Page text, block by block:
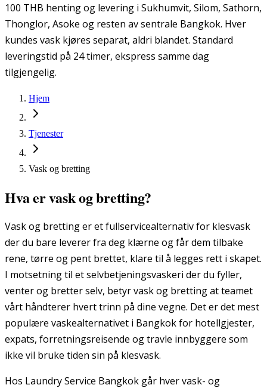
100 THB henting og levering i Sukhumvit, Silom, Sathorn,
Thonglor, Asoke og resten av sentrale Bangkok. Hver
kundes vask kjøres separat, aldri blandet. Standard
leveringstid på 24 timer, ekspress samme dag
tilgjengelig.
Hjem
Tjenester
Vask og bretting
Hva er vask og bretting?
Vask og bretting er et fullservicealternativ for klesvask
der du bare leverer fra deg klærne og får dem tilbake
rene, tørre og pent brettet, klare til å legges rett i skapet.
I motsetning til et selvbetjeningsvaskeri der du fyller,
venter og bretter selv, betyr vask og bretting at teamet
vårt håndterer hvert trinn på dine vegne. Det er det mest
populære vaskealternativet i Bangkok for hotellgjester,
expats, forretningsreisende og travle innbyggere som
ikke vil bruke tiden sin på klesvask.
Hos Laundry Service Bangkok går hver vask- og